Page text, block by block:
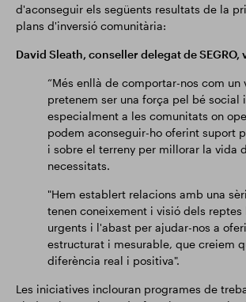
d'aconseguir els següents resultats de la
plans d'inversió comunitària:
David Sleath, conseller delegat de SEGRO,
“Més enllà de comportar-nos com un
pretenem ser una força pel bé social
especialment a les comunitats on
podem aconseguir-ho oferint suport
i sobre el terreny per millorar la vida
necessitats.
"Hem establert relacions amb una
tenen coneixement i visió dels reptes
urgents i l'abast per ajudar-nos a
estructurat i mesurable, que creiem
diferència real i positiva".
Les iniciatives inclouran programes de